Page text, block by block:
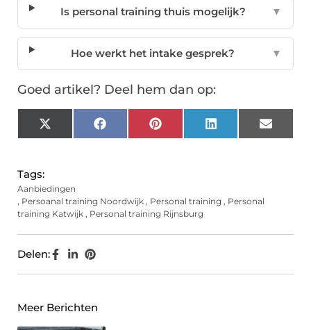
Is personal training thuis mogelijk? ▼
Hoe werkt het intake gesprek? ▼
Goed artikel? Deel hem dan op:
X
(Twitter)
FacebookPinterest LinkedIn Email
Tags:
Aanbiedingen
, Persoanal training Noordwijk , Personal training , Personal
training Katwijk , Personal training Rijnsburg
Delen:
Meer Berichten